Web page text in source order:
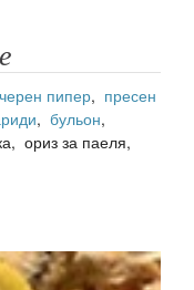
черен пипер, пресен
, бульон,
ориз за паеля,